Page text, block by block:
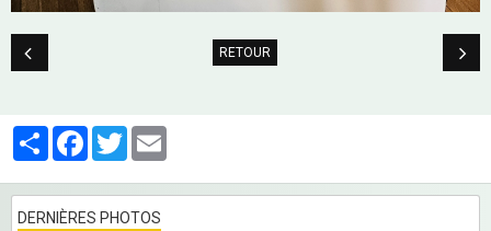
RETOUR
PartagerFacebook
Twitter
DERNIÈRES PHOTOS